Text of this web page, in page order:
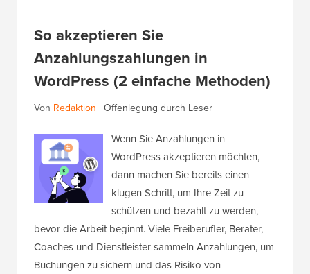
So akzeptieren Sie
Anzahlungszahlungen in
WordPress (2 einfache Methoden)
Von Redaktion | Offenlegung durch Leser
Wenn Sie Anzahlungen in
WordPress akzeptieren möchten,
dann machen Sie bereits einen
klugen Schritt, um Ihre Zeit zu
schützen und bezahlt zu werden,
bevor die Arbeit beginnt. Viele Freiberufler, Berater,
Coaches und Dienstleister sammeln Anzahlungen, um
Buchungen zu sichern und das Risiko von